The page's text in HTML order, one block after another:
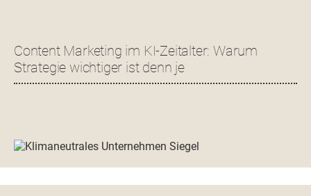
Content Marketing im KI-Zeitalter: Warum
Strategie wichtiger ist denn je